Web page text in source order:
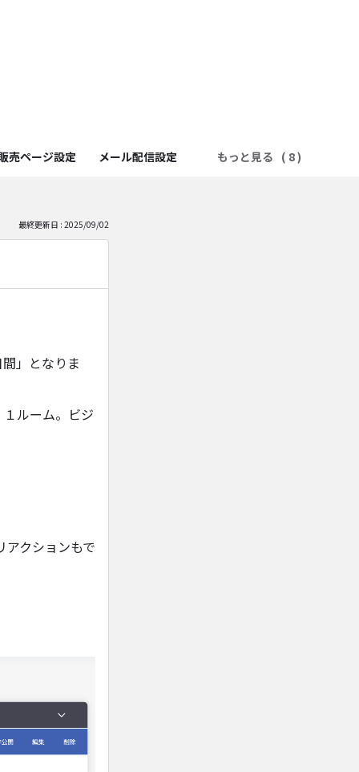
売ページ設定 メール配信設定 もっと見る
最終更新日 : 2025/09/02
」となりま
ルーム。ビジ
クションもで